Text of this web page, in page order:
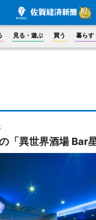
見る・遊ぶ 買う 暮らす
「異世界酒場 Bar星